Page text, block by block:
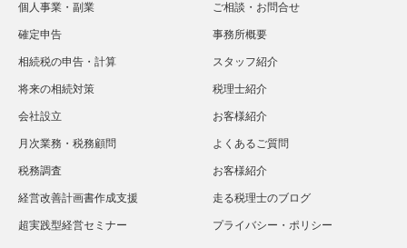
個人事業・副業
確定申告
相続税の申告・計算
将来の相続対策
会社設立
月次業務・税務顧問
税務調査
経営改善計画書作成支援
超実践型経営セミナー
ご相談・お問合せ
事務所概要
スタッフ紹介
税理士紹介
お客様紹介
よくあるご質問
お客様紹介
走る税理士のブログ
プライバシー・ポリシー